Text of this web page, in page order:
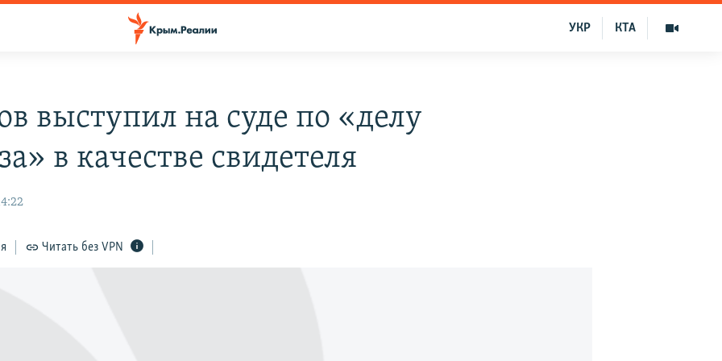
КТА
УКР
выступил на суде по «делу
в качестве свидетеля
Читать без VPN